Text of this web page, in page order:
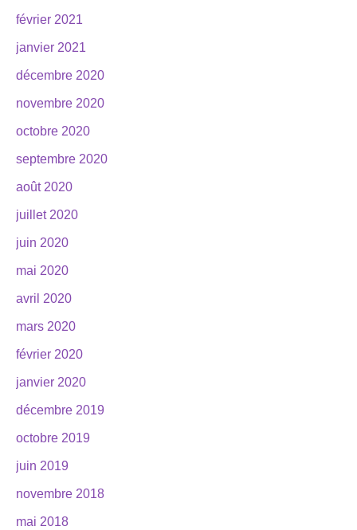
février 2021
janvier 2021
décembre 2020
novembre 2020
octobre 2020
septembre 2020
août 2020
juillet 2020
juin 2020
mai 2020
avril 2020
mars 2020
février 2020
janvier 2020
décembre 2019
octobre 2019
juin 2019
novembre 2018
mai 2018